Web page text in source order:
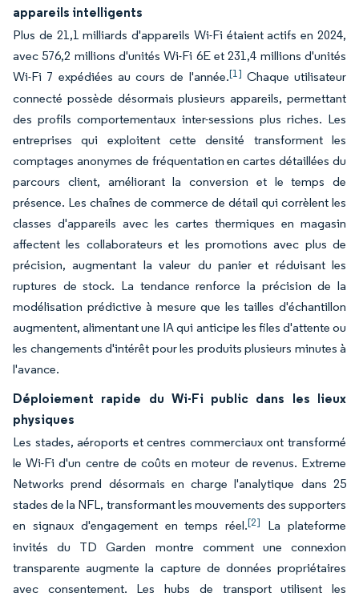
appareils intelligents
Plus de 21,1 milliards d'appareils Wi-Fi étaient actifs en 2024,
avec 576,2 millions d'unités Wi-Fi 6E et 231,4 millions d'unités
Wi-Fi 7 expédiées au cours de l'année.[1] Chaque utilisateur
connecté possède désormais plusieurs appareils, permettant
des profils comportementaux inter-sessions plus riches. Les
entreprises qui exploitent cette densité transforment les
comptages anonymes de fréquentation en cartes détaillées du
parcours client, améliorant la conversion et le temps de
présence. Les chaînes de commerce de détail qui corrèlent les
classes d'appareils avec les cartes thermiques en magasin
affectent les collaborateurs et les promotions avec plus de
précision, augmentant la valeur du panier et réduisant les
ruptures de stock. La tendance renforce la précision de la
modélisation prédictive à mesure que les tailles d'échantillon
augmentent, alimentant une IA qui anticipe les files d'attente ou
les changements d'intérêt pour les produits plusieurs minutes à
l'avance.
Déploiement rapide du Wi-Fi public dans les lieux
physiques
Les stades, aéroports et centres commerciaux ont transformé
le Wi-Fi d'un centre de coûts en moteur de revenus. Extreme
Networks prend désormais en charge l'analytique dans 25
stades de la NFL, transformant les mouvements des supporters
en signaux d'engagement en temps réel.[2]
La plateforme
invités du TD Garden montre comment une connexion
transparente augmente la capture de données propriétaires
avec consentement. Les hubs de transport utilisent les